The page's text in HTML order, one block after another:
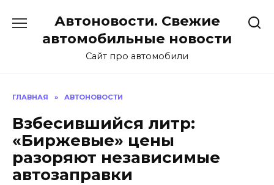
содержанию
Автоновости. Свежие
автомобильные новости
Сайт про автомобили
ГЛАВНАЯ » АВТОНОВОСТИ
Взбесившийся литр:
«Биржевые» цены
разоряют независимые
автозаправки